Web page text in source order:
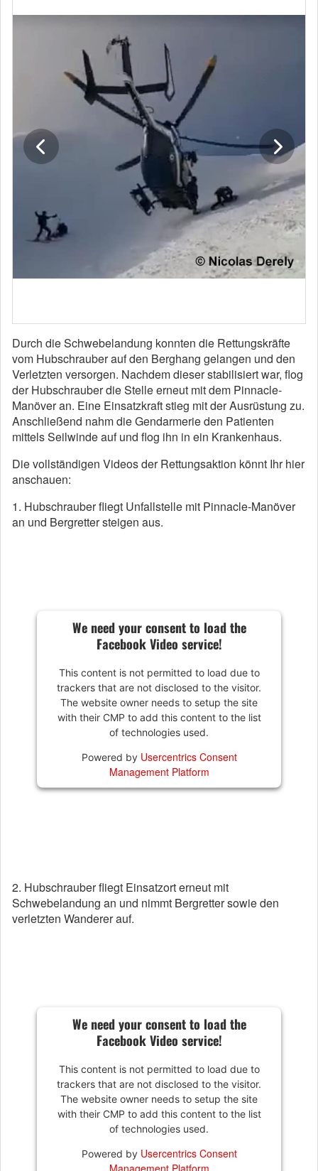
Durch die Schwebelandung konnten die Rettungskräfte
vom Hubschrauber auf den Berghang gelangen und den
Verletzten versorgen. Nachdem dieser stabilisiert war, flog
der Hubschrauber die Stelle erneut mit dem Pinnacle-
Manöver an. Eine Einsatzkraft stieg mit der Ausrüstung zu.
Anschließend nahm die Gendarmerie den Patienten
mittels Seilwinde auf und flog ihn in ein Krankenhaus.
Die vollständigen Videos der Rettungsaktion könnt Ihr hier
anschauen:
1. Hubschrauber fliegt Unfallstelle mit Pinnacle-Manöver
an und Bergretter steigen aus.
We need your consent to load the
Facebook Video service!
This content is not permitted to load due to
trackers that are not disclosed to the visitor.
The website owner needs to setup the site
with their CMP to add this content to the list
of technologies used.
Powered by Usercentrics Consent
Management Platform
2. Hubschrauber fliegt Einsatzort erneut mit
Schwebelandung an und nimmt Bergretter sowie den
verletzten Wanderer auf.
We need your consent to load the
Facebook Video service!
This content is not permitted to load due to
trackers that are not disclosed to the visitor.
The website owner needs to setup the site
with their CMP to add this content to the list
of technologies used.
Powered by Usercentrics Consent
Management Platform